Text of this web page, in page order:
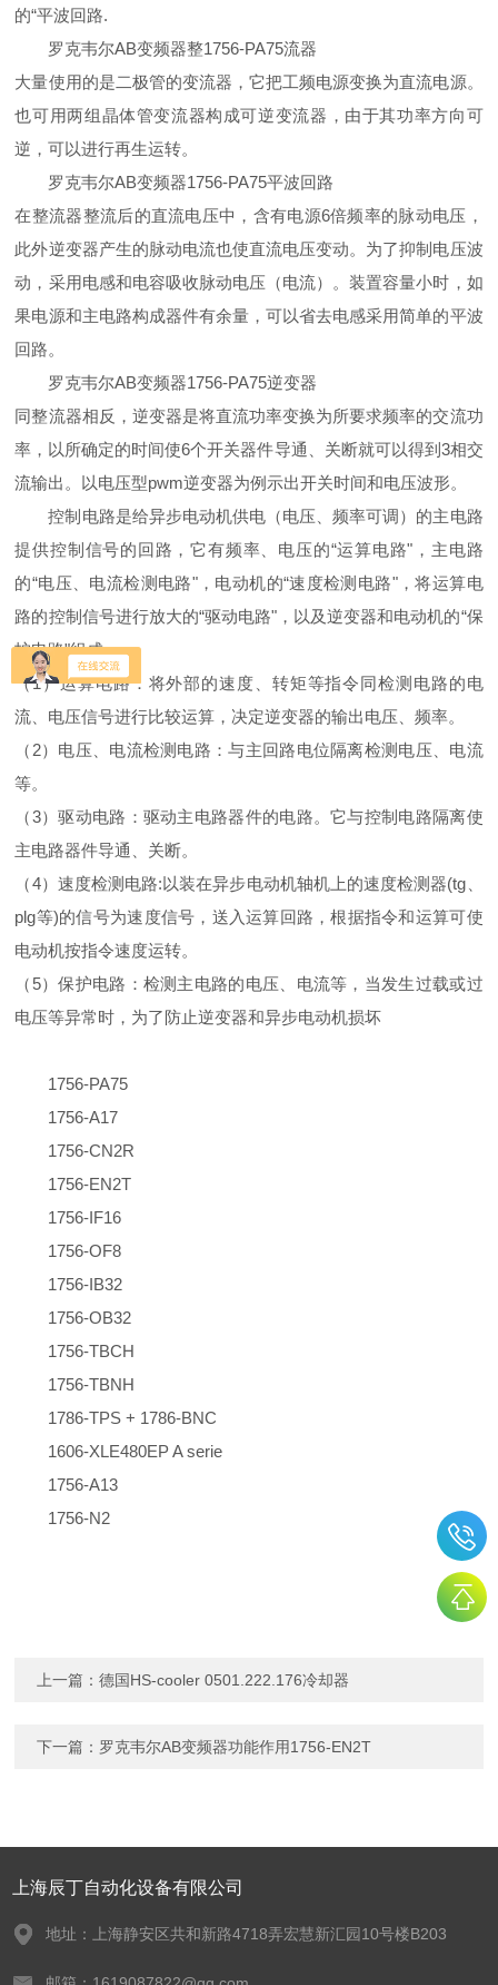
的“平波回路.
罗克韦尔AB变频器整1756-PA75流器
大量使用的是二极管的变流器，它把工频电源变换为直流电源。
也可用两组晶体管变流器构成可逆变流器，由于其功率方向可
逆，可以进行再生运转。
罗克韦尔AB变频器1756-PA75平波回路
在整流器整流后的直流电压中，含有电源6倍频率的脉动电压，
此外逆变器产生的脉动电流也使直流电压变动。为了抑制电压波
动，采用电感和电容吸收脉动电压（电流）。装置容量小时，如
果电源和主电路构成器件有余量，可以省去电感采用简单的平波
回路。
罗克韦尔AB变频器1756-PA75逆变器
同整流器相反，逆变器是将直流功率变换为所要求频率的交流功
率，以所确定的时间使6个开关器件导通、关断就可以得到3相交
流输出。以电压型pwm逆变器为例示出开关时间和电压波形。
控制电路是给异步电动机供电（电压、频率可调）的主电路
提供控制信号的回路，它有频率、电压的“运算电路"，主电路
的“电压、电流检测电路"，电动机的“速度检测电路"，将运算电
路的控制信号进行放大的“驱动电路"，以及逆变器和电动机的“保
护电路"组成。
（1）运算电路：将外部的速度、转矩等指令同检测电路的电
流、电压信号进行比较运算，决定逆变器的输出电压、频率。
（2）电压、电流检测电路：与主回路电位隔离检测电压、电流
等。
（3）驱动电路：驱动主电路器件的电路。它与控制电路隔离使
主电路器件导通、关断。
（4）速度检测电路:以装在异步电动机轴机上的速度检测器(tg、
plg等)的信号为速度信号，送入运算回路，根据指令和运算可使
电动机按指令速度运转。
（5）保护电路：检测主电路的电压、电流等，当发生过载或过
电压等异常时，为了防止逆变器和异步电动机损坏
1756-PA75
1756-A17
1756-CN2R
1756-EN2T
1756-IF16
1756-OF8
1756-IB32
1756-OB32
1756-TBCH
1756-TBNH
1786-TPS + 1786-BNC
1606-XLE480EP A serie
1756-A13
1756-N2
上一篇：德国HS-cooler 0501.222.176冷却器
下一篇： 罗克韦尔AB变频器功能作用1756-EN2T
上海辰丁自动化设备有限公司
地址：上海静安区共和新路4718弄宏慧新汇园10号楼B203